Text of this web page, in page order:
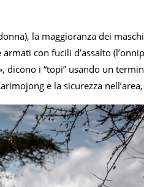
la maggioranza dei
con fucili d’assalto
i “topi” usando un
e la sicurezza